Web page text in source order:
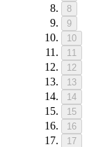
8
9
10
11
12
13
14
15
16
17